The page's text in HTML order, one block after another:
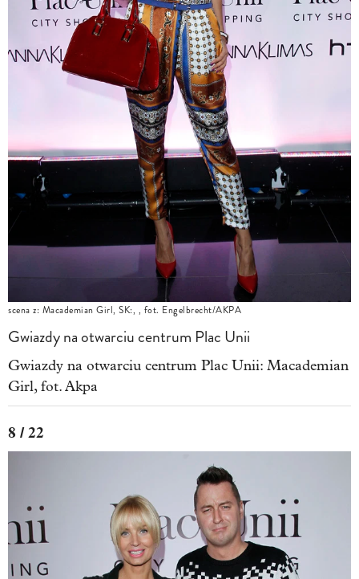
scena z: Macademian Girl, SK:, , fot. Engelbrecht/AKPA
Gwiazdy na otwarciu centrum Plac Unii
Gwiazdy na otwarciu centrum Plac Unii: Macademian
Girl, fot. Akpa
8 / 22